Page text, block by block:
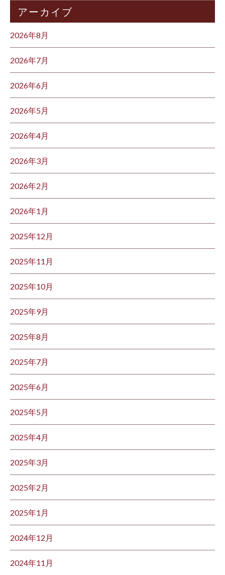
アーカイブ
2026年8月
2026年7月
2026年6月
2026年5月
2026年4月
2026年3月
2026年2月
2026年1月
2025年12月
2025年11月
2025年10月
2025年9月
2025年8月
2025年7月
2025年6月
2025年5月
2025年4月
2025年3月
2025年2月
2025年1月
2024年12月
2024年11月